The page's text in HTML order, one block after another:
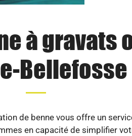
à gravats
Bellefosse
de benne vous offre un
en capacité de simplifier